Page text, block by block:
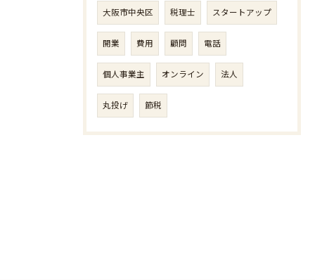
大阪市中央区 税理士 スタートアップ
開業 費用 顧問 電話
個人事業主 オンライン 法人
丸投げ 節税